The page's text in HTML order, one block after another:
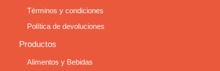
Términos y condiciones
Política de devoluciones
Productos
Alimentos y Bebidas